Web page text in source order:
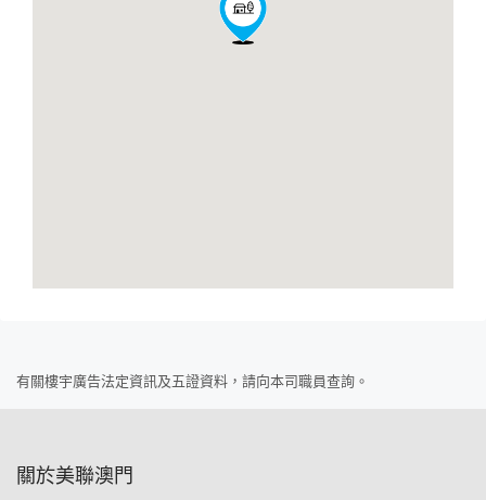
有關樓宇廣告法定資訊及五證資料，請向本司職員查詢。
關於美聯澳門